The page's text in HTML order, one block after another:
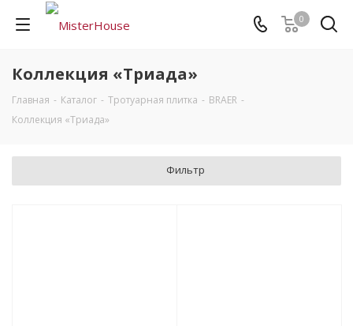
0
Коллекция «Триада»
Главная - Каталог - Тротуарная плитка - BRAER -
Коллекция «Триада»
Фильтр